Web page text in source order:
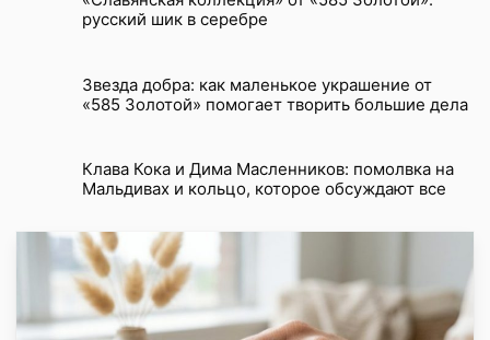
русский шик в серебре
Звезда добра: как маленькое украшение от
«585 Золотой» помогает творить большие дела
Клава Кока и Дима Масленников: помолвка на
Мальдивах и кольцо, которое обсуждают все